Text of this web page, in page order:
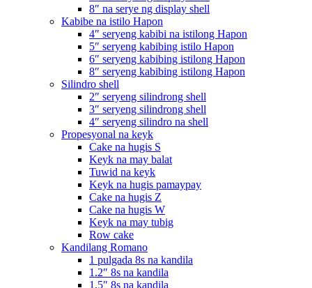
8″ na serye ng display shell
Kabibe na istilo Hapon
4″ seryeng kabibi na istilong Hapon
5″ seryeng kabibing istilo Hapon
6″ seryeng kabibing istilong Hapon
8″ seryeng kabibing istilong Hapon
Silindro shell
2″ seryeng silindrong shell
3″ seryeng silindrong shell
4″ seryeng silindro na shell
Propesyonal na keyk
Cake na hugis S
Keyk na may balat
Tuwid na keyk
Keyk na hugis pamaypay
Cake na hugis Z
Cake na hugis W
Keyk na may tubig
Row cake
Kandilang Romano
1 pulgada 8s na kandila
1.2″ 8s na kandila
1.5″ 8s na kandila